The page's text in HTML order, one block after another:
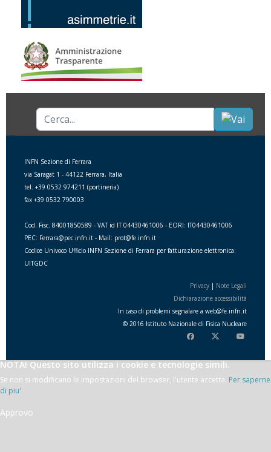
Cerca...
INFN Sezione di Ferrara
via Saragat 1 - 44122 Ferrara, Italia
tel. +39 0532 974211 (portineria)
fax +39 0532 790003
Cod. Fisc. 84001850589 - VAT id IT 04430461006 - EORI: IT04430461006
PEC: Ferrara@pec.infn.it - Mail: prot@fe.infn.it
Codice Univoco Ufficio INFN Sezione di Ferrara per fatturazione elettronica:
UITGDC
Privacy | Note Legali
Dichiarazione accessibilità
In caso di problemi segnalare a web@fe.infn.it
© 2016 Istituto Nazionale di Fisica Nucleare
NOTA! Questo sito utilizza i cookie e tecnologie simili.
Se non si modificano le impostazioni del browser, l'utente accetta. Per saperne
di piu'
Approvo